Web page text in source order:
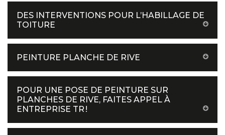
DES INTERVENTIONS POUR L’HABILLAGE DE
TOITURE
PEINTURE PLANCHE DE RIVE
POUR UNE POSE DE PEINTURE SUR
PLANCHES DE RIVE, FAITES APPEL À
ENTREPRISE TR !